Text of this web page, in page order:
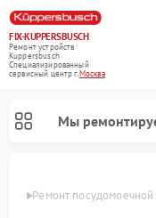
FIX-KUPPERSBUSCH
Ремонт устройств
Kuppersbusch
Специализированный
cервисный центр г.Москва
Мы
Ремонт